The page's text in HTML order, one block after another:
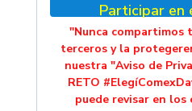
Participar en
"Nunca compartimos
terceros y la
nuestra "Aviso de
RETO
puede revisar en los